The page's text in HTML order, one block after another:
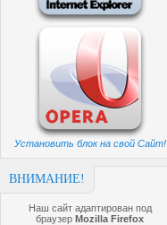
Установить блок на свой Сайт!
ВНИМАНИЕ!
Наш сайт адаптирован под
браузерMozilla Firefox